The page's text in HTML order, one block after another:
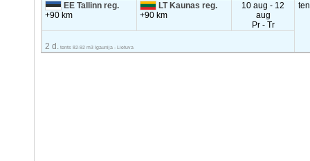
EE Tallinn reg.
+90 km
LT Kaunas reg.
+90 km
10 aug - 12
aug
Pr - Tr
2 d. tents 82-92 m3 Igaunija - Lietuva